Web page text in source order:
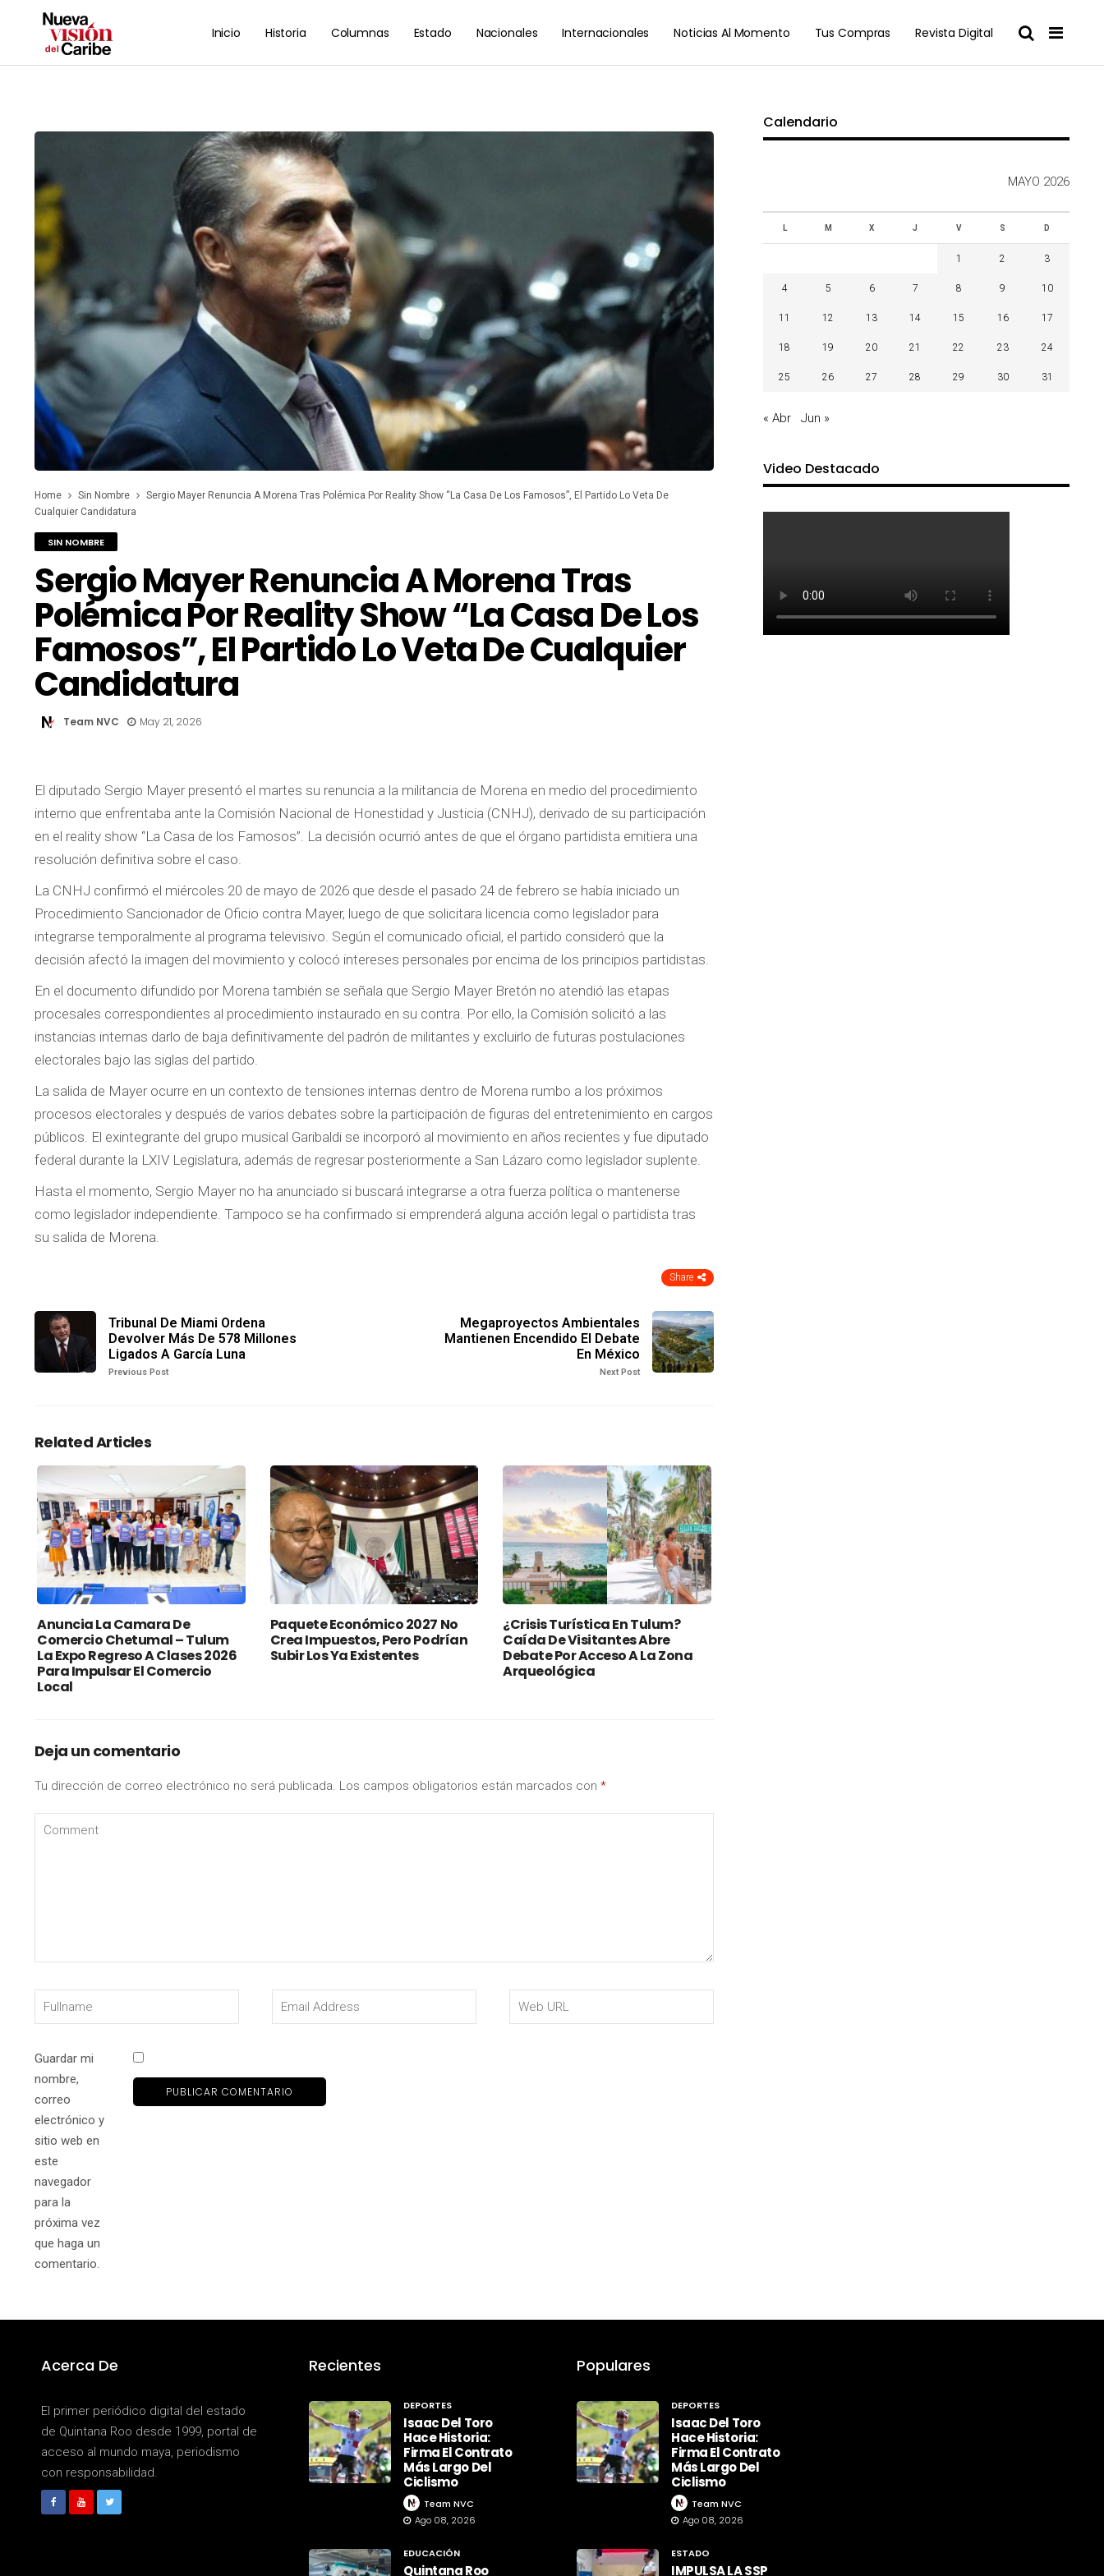
Inicio Historia Columnas Estado Nacionales Internacionales Noticias Al Momento Tus Compras Revista Digital
Home Sin Nombre
Sergio Mayer Renuncia A Morena Tras Polémica Por Reality Show “La Casa De Los Famosos”, El Partido Lo Veta De
Cualquier Candidatura
SIN NOMBRE
Sergio Mayer Renuncia A Morena Tras
Polémica Por Reality Show “La Casa De Los
Famosos”, El Partido Lo Veta De Cualquier
Candidatura
Team NVC May 21, 2026
El diputado Sergio Mayer presentó el martes su renuncia a la militancia de Morena en medio del procedimiento
interno que enfrentaba ante la Comisión Nacional de Honestidad y Justicia (CNHJ), derivado de su participación
en el reality show “La Casa de los Famosos”. La decisión ocurrió antes de que el órgano partidista emitiera una
resolución definitiva sobre el caso.
La CNHJ confirmó el miércoles 20 de mayo de 2026 que desde el pasado 24 de febrero se había iniciado un
Procedimiento Sancionador de Oficio contra Mayer, luego de que solicitara licencia como legislador para
integrarse temporalmente al programa televisivo. Según el comunicado oficial, el partido consideró que la
decisión afectó la imagen del movimiento y colocó intereses personales por encima de los principios partidistas.
En el documento difundido por Morena también se señala que Sergio Mayer Bretón no atendió las etapas
procesales correspondientes al procedimiento instaurado en su contra. Por ello, la Comisión solicitó a las
instancias internas darlo de baja definitivamente del padrón de militantes y excluirlo de futuras postulaciones
electorales bajo las siglas del partido.
La salida de Mayer ocurre en un contexto de tensiones internas dentro de Morena rumbo a los próximos
procesos electorales y después de varios debates sobre la participación de figuras del entretenimiento en cargos
públicos. El exintegrante del grupo musical Garibaldi se incorporó al movimiento en años recientes y fue diputado
federal durante la LXIV Legislatura, además de regresar posteriormente a San Lázaro como legislador suplente.
Hasta el momento, Sergio Mayer no ha anunciado si buscará integrarse a otra fuerza política o mantenerse
como legislador independiente. Tampoco se ha confirmado si emprenderá alguna acción legal o partidista tras
su salida de Morena.
Share
Tribunal De Miami Ordena
Devolver Más De 578 Millones
Ligados A García Luna
Previous Post
Megaproyectos Ambientales
Mantienen Encendido El Debate
En México
Next Post
Related Articles
Anuncia La Camara De
Comercio Chetumal – Tulum
La Expo Regreso A Clases 2026
Para Impulsar El Comercio
Local
Paquete Económico 2027 No
Crea Impuestos, Pero Podrían
Subir Los Ya Existentes
¿Crisis Turística En Tulum?
Caída De Visitantes Abre
Debate Por Acceso A La Zona
Arqueológica
Deja un comentario
Tu dirección de correo electrónico no será publicada. Los campos obligatorios están marcados con *
Guardar mi
nombre,
correo
electrónico y
sitio web en
este
navegador
para la
próxima vez
que haga un
comentario.
Calendario
MAYO 2026
L M X J V S D
1 2 3
4 5 6 7 8 9 10
11 12 13 14 15 16 17
18 19 20 21 22 23 24
25 26 27 28 29 30 31
« Abr Jun »
Video Destacado
Acerca De
El primer periódico digital del estado
de Quintana Roo desde 1999, portal de
acceso al mundo maya, periodismo
con responsabilidad.
Recientes
DEPORTES
Isaac Del Toro
Hace Historia:
Firma El Contrato
Más Largo Del
Ciclismo
Team NVC
Ago 08, 2026
EDUCACIÓN
Quintana Roo
Populares
DEPORTES
Isaac Del Toro
Hace Historia:
Firma El Contrato
Más Largo Del
Ciclismo
Team NVC
Ago 08, 2026
ESTADO
IMPULSA LA SSP